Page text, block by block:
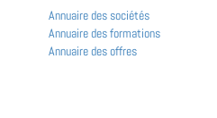
Annuaire des sociétés
Annuaire des formations
Annuaire des offres